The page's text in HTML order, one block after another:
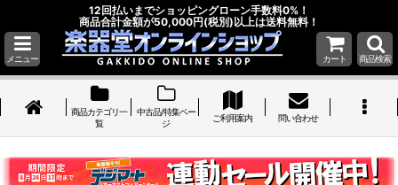
12回払いまでショッピングローン手数料0%！
商品合計金額が50,000円(税別)以上は送料無料！
メニュー カート 商品検索
商品カテゴリ一
覧
中古品/特集ペー
ジ
ご利用案内 問い合わせ